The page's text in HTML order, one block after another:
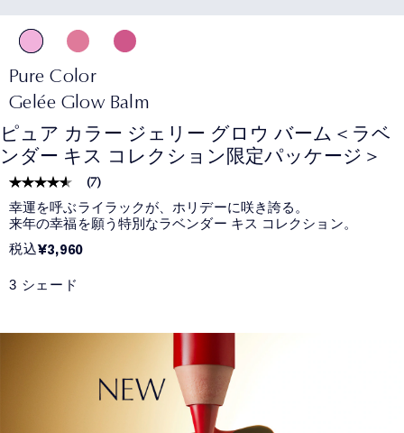
Pure Color
Gelée Glow Balm
ピュア カラー ジェリー グロウ バーム＜ラベ
ンダー キス コレクション限定パッケージ＞
(7)
幸運を呼ぶライラックが、ホリデーに咲き誇る。
来年の幸福を願う特別なラベンダー キス コレクション。
税込¥3,960
3 シェード